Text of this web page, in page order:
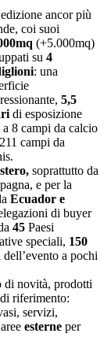
ancor più
coi suoi
(+5.000mq)
su 4
: una
5,5
di esposizione
a 8 campi da calcio
campi da
soprattutto da
e per la
Ecuador e
di buyer
45 Paesi
speciali, 150
a pochi
di novità, prodotti
riferimento:
servizi,
esterne per